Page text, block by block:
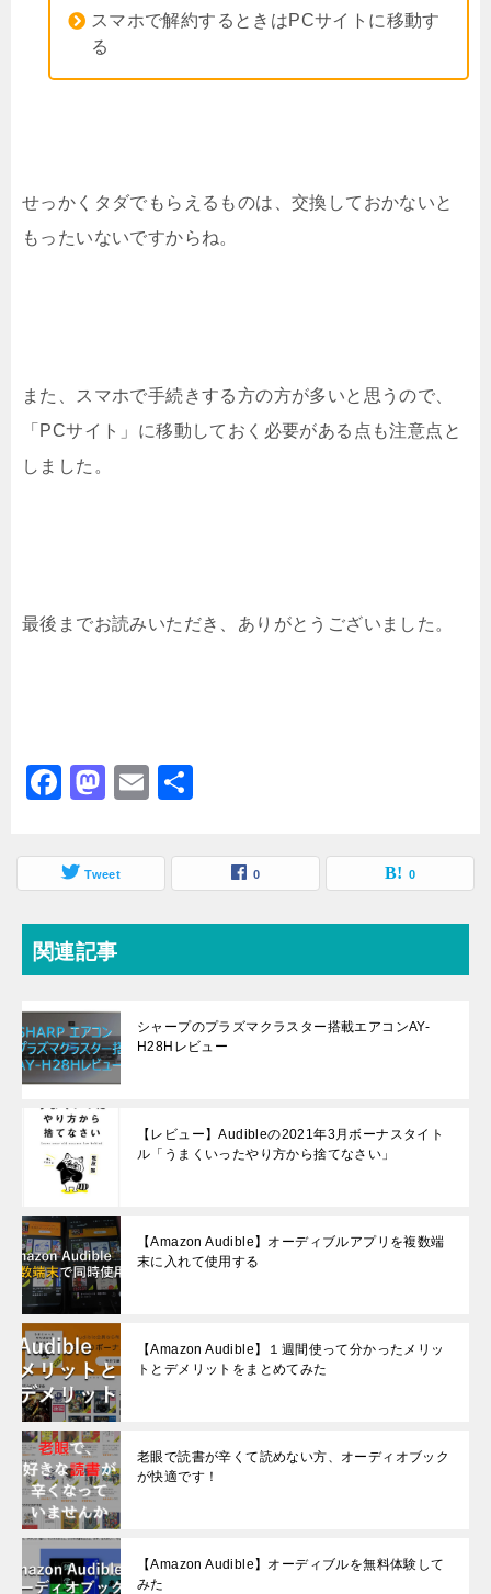
スマホで解約するときはPCサイトに移動す
る
せっかくタダでもらえるものは、交換しておかないと
もったいないですからね。
また、スマホで手続きする方の方が多いと思うので、
「PCサイト」に移動しておく必要がある点も注意点と
しました。
最後までお読みいただき、ありがとうございました。
F
c
e
b
o
k
M
st
o
d
o
E
ai
l
Tweet 0 0
関連記事
シャープのプラズマクラスター搭載エアコンAY-
H28Hレビュー
【レビュー】Audibleの2021年3月ボーナスタイト
ル「うまくいったやり方から捨てなさい」
【Amazon Audible】オーディブルアプリを複数端
末に入れて使用する
【Amazon Audible】１週間使って分かったメリッ
トとデメリットをまとめてみた
老眼で読書が辛くて読めない方、オーディオブック
が快適です！
【Amazon Audible】オーディブルを無料体験して
みた